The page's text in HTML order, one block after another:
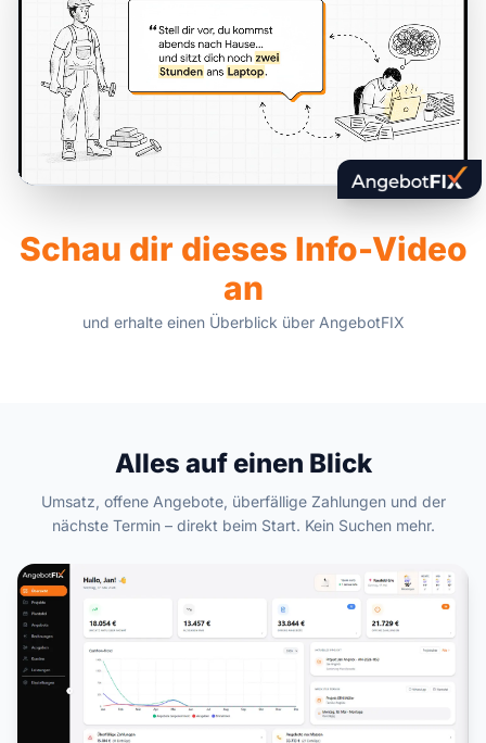
Schau dir dieses Info-Video
an
und erhalte einen Überblick über AngebotFIX
Alles auf einen Blick
Umsatz, offene Angebote, überfällige Zahlungen und der
nächste Termin – direkt beim Start. Kein Suchen mehr.